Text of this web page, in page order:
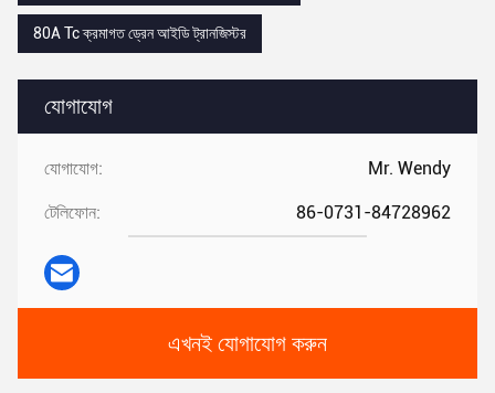
যোগাযোগ
যোগাযোগ: Mr. Wendy
টেলিফোন: 86-0731-84728962
এখনই যোগাযোগ করুন
80A Tc ক্রমাগত ড্রেন আইডি ট্রানজিস্টর